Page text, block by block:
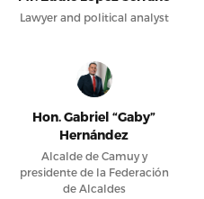
Lawyer and political analyst
Hon. Gabriel “Gaby”
Hernández
Alcalde de Camuy y
presidente de la Federación
de Alcaldes